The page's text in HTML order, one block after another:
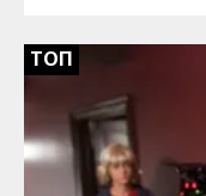
ТОП